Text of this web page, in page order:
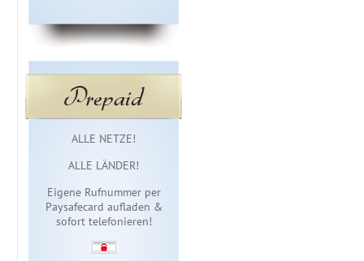
Prepaid
Sofortzugang
ALLE NETZE!
ALLE LÄNDER!
Eigene Rufnummer per
Paysafecard aufladen &
sofort telefonieren!